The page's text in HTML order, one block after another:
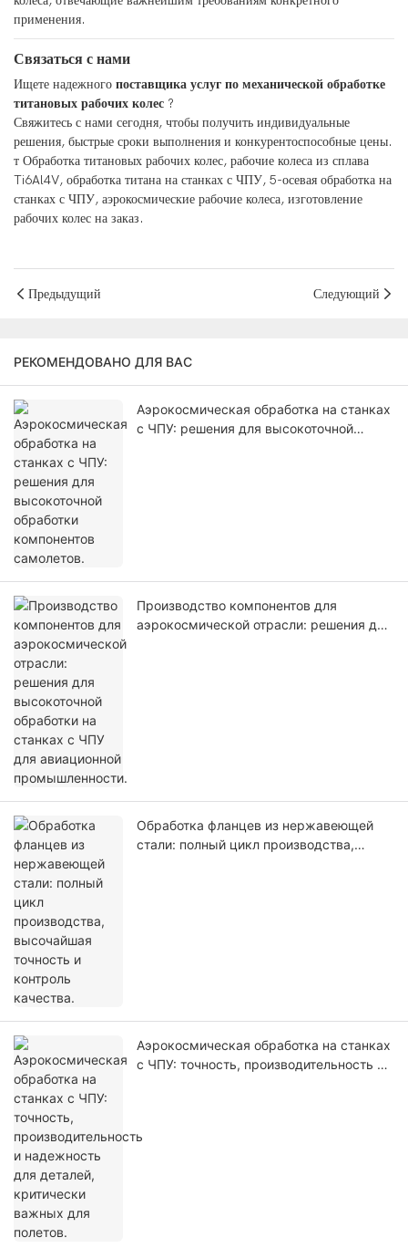
применения.
Связаться с нами
Ищете надежного поставщика услуг по механической обработке
титановых рабочих колес ?
Свяжитесь с нами сегодня, чтобы получить индивидуальные
решения, быстрые сроки выполнения и конкурентоспособные цены.
т Обработка титановых рабочих колес, рабочие колеса из сплава
Ti6Al4V, обработка титана на станках с ЧПУ, 5-осевая обработка на
станках с ЧПУ, аэрокосмические рабочие колеса, изготовление
рабочих колес на заказ.
Предыдущий Следующий
РЕКОМЕНДОВАНО ДЛЯ ВАС
Аэрокосмическая обработка на станках
с ЧПУ: решения для высокоточной
Производство компонентов для
аэрокосмической отрасли: решения для
Обработка фланцев из нержавеющей
стали: полный цикл производства,
Аэрокосмическая обработка на станках
с ЧПУ: точность, производительность и